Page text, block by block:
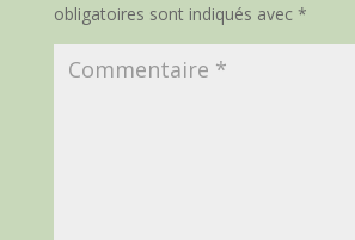
obligatoires sont indiqués avec *